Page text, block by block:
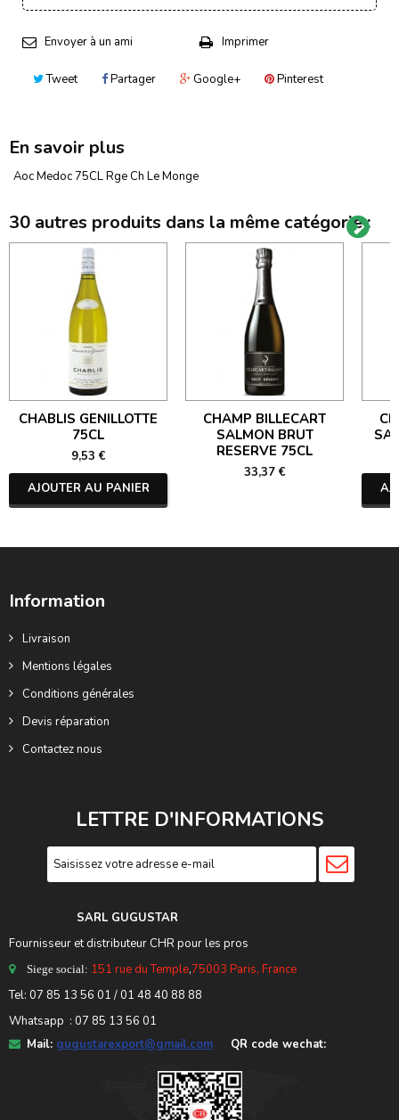
Envoyer à un ami Imprimer
Tweet Partager Google+ Pinterest
En savoir plus
Aoc Medoc 75CL Rge Ch Le Monge
30 autres produits dans la même catégorie :
CHABLIS GENILLOTTE
75CL
9,53 €
AJOUTER AU PANIER
CHAMP BILLECART
SALMON BRUT
RESERVE 75CL
33,37 €
Information
Livraison
Mentions légales
Conditions générales
Devis réparation
Contactez nous
LETTRE D'INFORMATIONS
SARL GUGUSTAR
Fournisseur et distributeur CHR pour les pros
Siege social: 151 rue du Temple,75003 Paris, France
Tel: 07 85 13 56 01 / 01 48 40 88 88
Whatsapp : 07 85 13 56 01
Mail: gugustarexport@gmail.com QR code wechat: